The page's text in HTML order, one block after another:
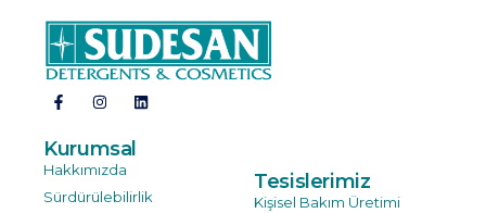
Kurumsal
Hakkımızda
Sürdürülebilirlik
Tesislerimiz
Kişisel Bakım Üretimi